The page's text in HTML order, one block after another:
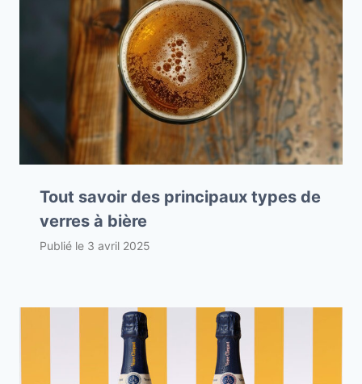
Tout savoir des principaux types de
verres à bière
Publié le 3 avril 2025